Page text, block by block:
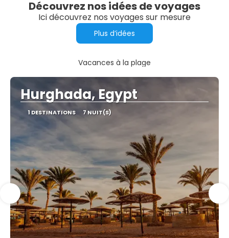
Découvrez nos idées de voyages
Ici découvrez nos voyages sur mesure
Plus d’idées
Vacances à la plage
Hurghada, Egypt
1 DESTINATIONS 7 NUIT(S)